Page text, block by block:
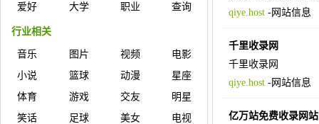
爱好
大学 职业 查询
行业相关
音乐 图片 视频
电影
小说
篮球 动漫
星座
体育
游戏 交友
明星
笑话
足球 美女 电视
qiye.host-网站信息
千里收录网
千里收录网
qiye.host-网站信息
亿万站免费收录网站